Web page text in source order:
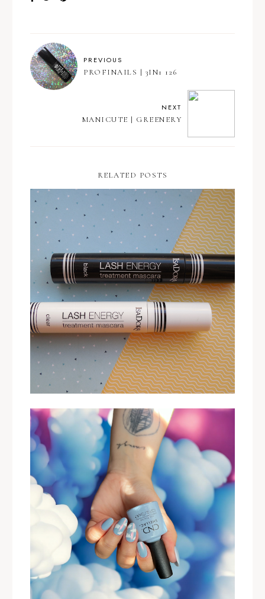
PREVIOUS
PROFINAILS | 3IN1 126
NEXT
MANICUTE | GREENERY
RELATED POSTS